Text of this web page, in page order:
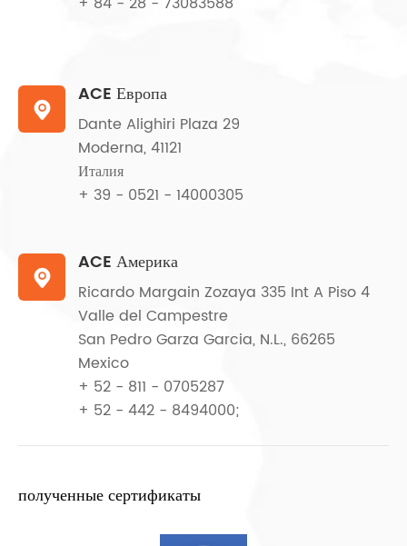

ACE Европа
Dante Alighiri Plaza 29
Moderna, 41121
Италия
+ 39 - 0521 - 14000305

ACE Америка
Ricardo Margain Zozaya 335 Int A Piso 4
Valle del Campestre
San Pedro Garza Garcia, N.L., 66265
Mexico
+ 52 - 811 - 0705287
+ 52 - 442 - 8494000;
полученные сертификаты